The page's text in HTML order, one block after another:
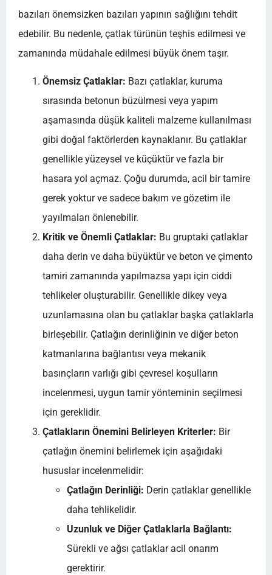
bazıları önemsizken bazıları yapının sağlığını tehdit
edebilir. Bu nedenle, çatlak türünün teşhis edilmesi ve
zamanında müdahale edilmesi büyük önem taşır.
Önemsiz Çatlaklar: Bazı çatlaklar, kuruma
sırasında betonun büzülmesi veya yapım
aşamasında düşük kaliteli malzeme kullanılması
gibi doğal faktörlerden kaynaklanır. Bu çatlaklar
genellikle yüzeysel ve küçüktür ve fazla bir
hasara yol açmaz. Çoğu durumda, acil bir tamire
gerek yoktur ve sadece bakım ve gözetim ile
yayılmaları önlenebilir.
Kritik ve Önemli Çatlaklar: Bu gruptaki çatlaklar
daha derin ve daha büyüktür ve beton ve çimento
tamiri zamanında yapılmazsa yapı için ciddi
tehlikeler oluşturabilir. Genellikle dikey veya
uzunlamasına olan bu çatlaklar başka çatlaklarla
birleşebilir. Çatlağın derinliğinin ve diğer beton
katmanlarına bağlantısı veya mekanik
basınçların varlığı gibi çevresel koşulların
incelenmesi, uygun tamir yönteminin seçilmesi
için gereklidir.
Çatlakların Önemini Belirleyen Kriterler: Bir
çatlağın önemini belirlemek için aşağıdaki
hususlar incelenmelidir:
Çatlağın Derinliği: Derin çatlaklar genellikle
daha tehlikelidir.
Uzunluk ve Diğer Çatlaklarla Bağlantı:
Sürekli ve ağsı çatlaklar acil onarım
gerektirir.